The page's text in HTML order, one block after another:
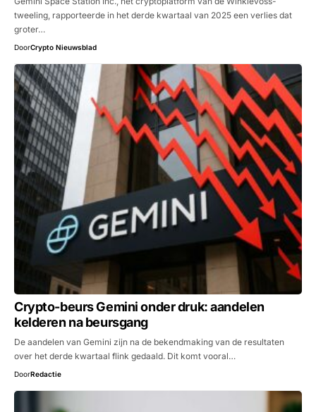
tweeling, rapporteerde in het derde kwartaal van 2025 een verlies dat
groter…
DoorCrypto Nieuwsblad
Crypto-beurs Gemini onder druk: aandelen
kelderen na beursgang
De aandelen van Gemini zijn na de bekendmaking van de resultaten
over het derde kwartaal flink gedaald. Dit komt vooral…
DoorRedactie